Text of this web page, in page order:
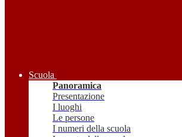
Scuola
Panoramica
Presentazione
I luoghi
Le persone
I numeri della scuola